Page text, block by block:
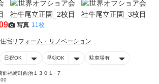
写真 11枚
住宅リフォーム・リノベーション
日祝OK 早朝OK 駐車場有
郡福崎町西治１３０１−７